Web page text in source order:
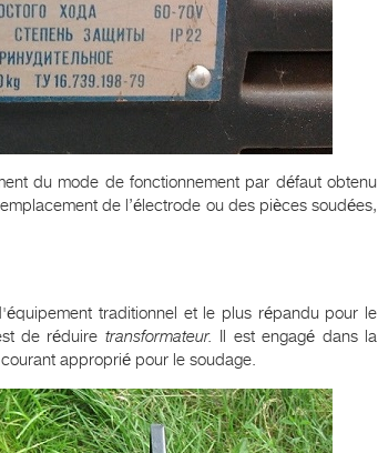
du mode de fonctionnement par défaut obtenu
de l’électrode ou des pièces soudées,
traditionnel et le plus répandu pour le
de réduire transformateur. Il est engagé dans la
approprié pour le soudage.